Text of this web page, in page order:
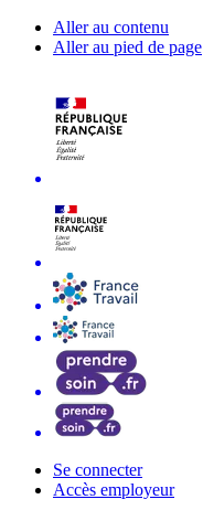
Aller au contenu
Aller au pied de page
Se connecter
Accès employeur